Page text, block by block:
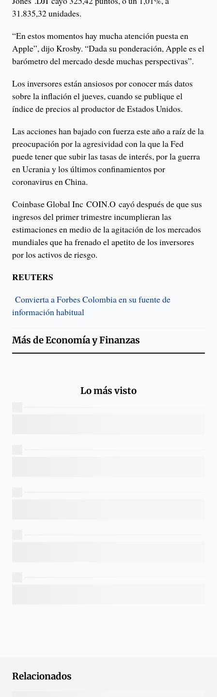
31.835,32 unidades.
“En estos momentos hay mucha atención puesta en
Apple”, dijo Krosby. “Dada su ponderación, Apple es el
barómetro del mercado desde muchas perspectivas”.
Los inversores están ansiosos por conocer más datos
sobre la inflación el jueves, cuando se publique el
índice de precios al productor de Estados Unidos.
Las acciones han bajado con fuerza este año a raíz de la
preocupación por la agresividad con la que la Fed
puede tener que subir las tasas de interés, por la guerra
en Ucrania y los últimos confinamientos por
coronavirus en China.
Coinbase Global Inc COIN.O cayó después de que sus
ingresos del primer trimestre incumplieran las
estimaciones en medio de la agitación de los mercados
mundiales que ha frenado el apetito de los inversores
por los activos de riesgo.
REUTERS
Convierta a Forbes Colombia en su fuente de
información habitual
Más deEconomía y Finanzas
Lo más visto
Relacionados